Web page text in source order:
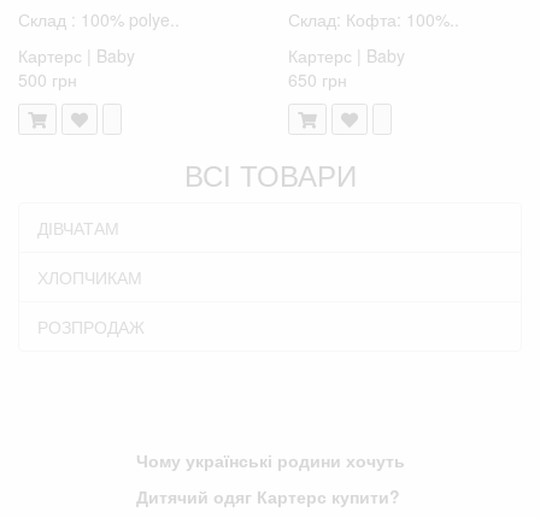
Склад : 100% polye..
Картерс | Baby
500 грн
Склад: Кофта: 100%..
Картерс | Baby
650 грн
ВСІ ТОВАРИ
ДІВЧАТАМ
ХЛОПЧИКАМ
РОЗПРОДАЖ
Чому українські родини хочуть
Дитячий одяг Картерс купити?